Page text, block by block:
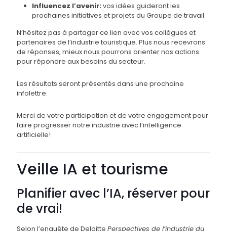
Influencez l’avenir:vos idées guideront les
prochaines initiatives et projets du Groupe de travail.
N’hésitez pas à partager ce lien avec vos collègues et
partenaires de l’industrie touristique. Plus nous recevrons
de réponses, mieux nous pourrons orienter nos actions
pour répondre aux besoins du secteur.
Les résultats seront présentés dans une prochaine
infolettre.
Merci de votre participation et de votre engagement pour
faire progresser notre industrie avec l’intelligence
artificielle!
Veille IA et tourisme
Planifier avec l’IA, réserver pour
de vrai!
Selon l’enquête de Deloitte Perspectives de l’industrie du